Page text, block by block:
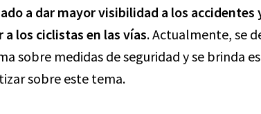
a dar mayor visibilidad a los
a los ciclistas en las vías. Actualmente, se
sobre medidas de seguridad y se brinda
sobre este tema.